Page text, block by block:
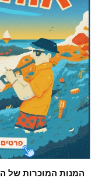
המנות המוכרות של